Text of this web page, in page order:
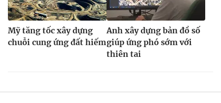
Mỹ tăng tốc xây dựng
chuỗi cung ứng đất hiếm
Anh xây dựng bản đồ số
giúp ứng phó sớm với
thiên tai